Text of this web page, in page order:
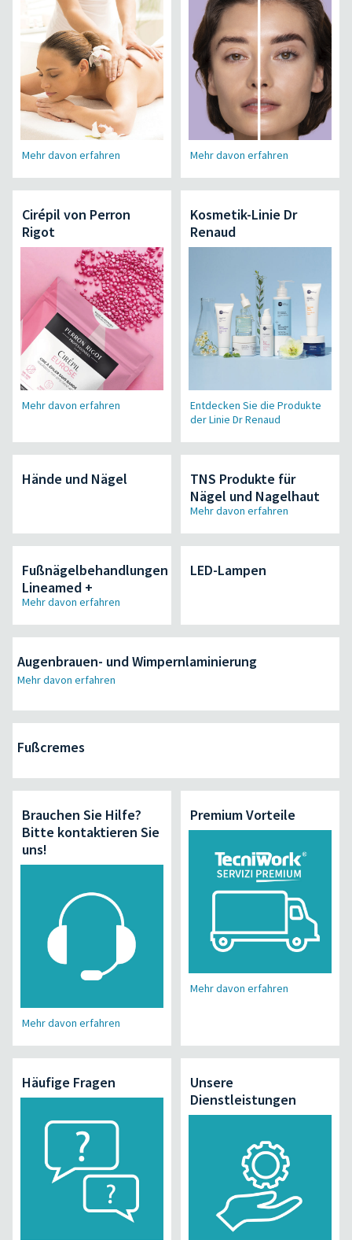
Mehr davon erfahren Mehr davon erfahren
Cirépil von Perron
Rigot
Mehr davon erfahren
Kosmetik-Linie Dr
Renaud
Entdecken Sie die Produkte
der Linie Dr Renaud
Hände und Nägel
TNS Produkte für
Nägel und Nagelhaut
Mehr davon erfahren
Fußnägelbehandlungen
Lineamed +
Mehr davon erfahren
LED-Lampen
Augenbrauen- und Wimpernlaminierung
Mehr davon erfahren
Fußcremes
Brauchen Sie Hilfe?
Bitte kontaktieren Sie
uns!
Mehr davon erfahren
Premium Vorteile
Mehr davon erfahren
Häufige Fragen
Unsere
Dienstleistungen